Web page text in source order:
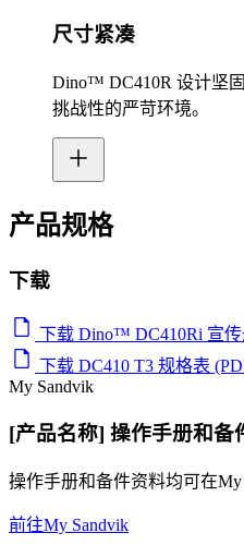
尺寸紧凑
Dino™ DC410R 设计坚
挑战性的严苛环境。
产品规格
下载
下载 Dino™ DC410Ri 宣传
下载 DC410 T3 规格表
My Sandvik
[产品名称] 操作手册和备
操作手册和备件资料均可在My
前往My Sandvik